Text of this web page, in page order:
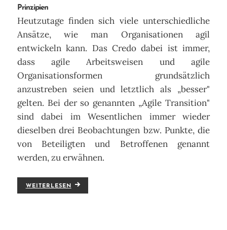
Prinzipien
Heutzutage finden sich viele unterschiedliche
Ansätze, wie man Organisationen agil
entwickeln kann. Das Credo dabei ist immer,
dass agile Arbeitsweisen und agile
Organisationsformen grundsätzlich
anzustreben seien und letztlich als „besser"
gelten. Bei der so genannten „Agile Transition"
sind dabei im Wesentlichen immer wieder
dieselben drei Beobachtungen bzw. Punkte, die
von Beteiligten und Betroffenen genannt
werden, zu erwähnen.
WEITERLESEN